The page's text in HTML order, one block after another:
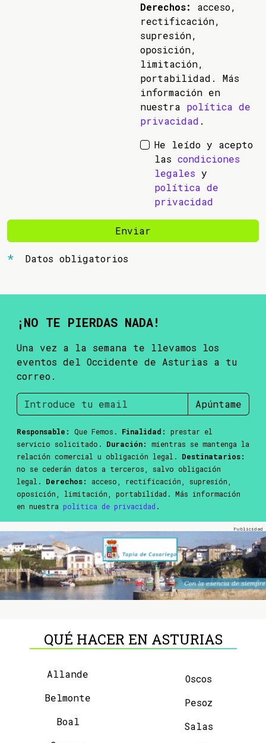
Derechos:
acceso,
rectificación,
supresión,
oposición,
limitación,
portabilidad. Más
información en
nuestra política de
privacidad .
He leído y acepto
las condiciones
legales y
política de
privacidad
Enviar
Datos obligatorios
¡NO TE PIERDAS NADA!
Una vez a la semana te llevamos los
eventos del Occidente de Asturias a tu
correo.
Apúntame
Responsable: Que Femos. Finalidad:
prestar el
servicio solicitado. Duración:
mientras se mantenga la
relación comercial u obligación legal. Destinatarios:
no se cederán datos a terceros, salvo obligación
legal. Derechos:
acceso, rectificación, supresión,
oposición, limitación, portabilidad. Más información
en nuestra política de privacidad .
QUÉ HACER EN ASTURIAS
Allande
Belmonte
Boal
Oscos
Pesoz
Salas